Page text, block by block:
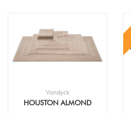
Vandyck
HOUSTON ALMOND